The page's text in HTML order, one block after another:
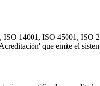
14001, ISO 45001,
que emite el